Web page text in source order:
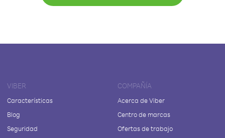
VIBER
Características
Blog
Seguridad
COMPAÑÍA
Acerca de Viber
Centro de marcas
Ofertas de trabajo